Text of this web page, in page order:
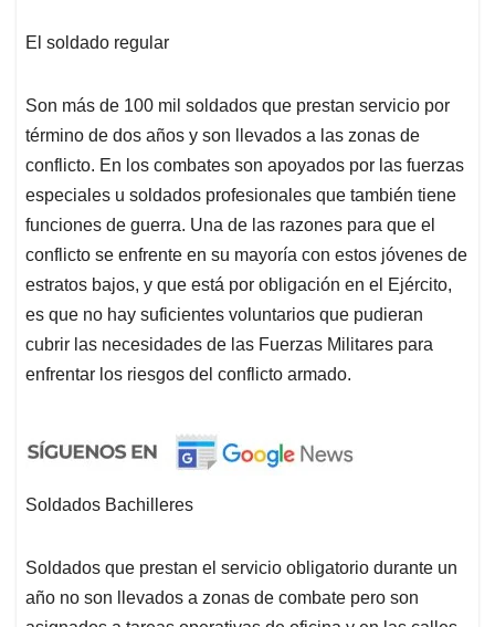
El soldado regular
Son más de 100 mil soldados que prestan servicio por
término de dos años y son llevados a las zonas de
conflicto. En los combates son apoyados por las fuerzas
especiales u soldados profesionales que también tiene
funciones de guerra. Una de las razones para que el
conflicto se enfrente en su mayoría con estos jóvenes de
estratos bajos, y que está por obligación en el Ejército,
es que no hay suficientes voluntarios que pudieran
cubrir las necesidades de las Fuerzas Militares para
enfrentar los riesgos del conflicto armado.
Soldados Bachilleres
Soldados que prestan el servicio obligatorio durante un
año no son llevados a zonas de combate pero son